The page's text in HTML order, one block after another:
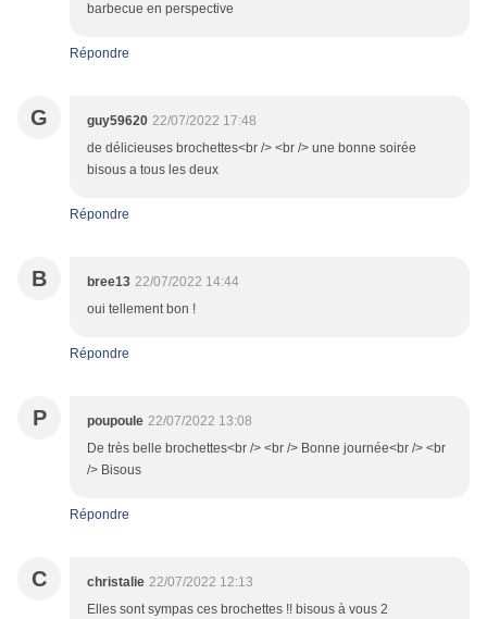
barbecue en perspective
Répondre
G guy59620 22/07/2022 17:48
de délicieuses brochettes<br /> <br /> une bonne soirée
bisous a tous les deux
Répondre
B bree13 22/07/2022 14:44
oui tellement bon !
Répondre
P poupoule 22/07/2022 13:08
De très belle brochettes<br /> <br /> Bonne journée<br /> <br
/> Bisous
Répondre
C christalie 22/07/2022 12:13
Elles sont sympas ces brochettes !! bisous à vous 2